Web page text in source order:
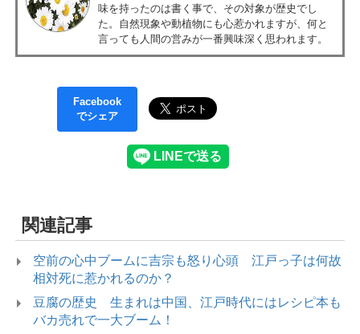
味を持ったのは書く事で、その対象が歴史でし
た。自然現象や動植物にも心惹かれますが、何と
言っても人間の営みが一番興味深く思われます。
Facebook
でシェア
関連記事
空前の心中ブームに吉宗も怒り心頭 江戸っ子は何故
相対死に惹かれるのか？
豆腐の歴史 生まれは中国、江戸時代にはレシピ本も
バカ売れで一大ブーム！